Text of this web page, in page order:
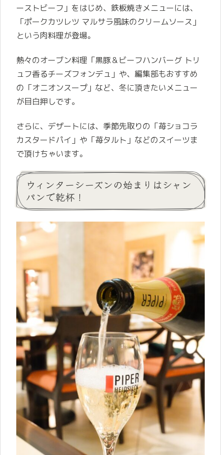
ーストビーフ」をはじめ、鉄板焼きメニューには、
「ポークカツレツ マルサラ風味のクリームソース」
という肉料理が登場。
熱々のオーブン料理「黒豚＆ビーフハンバーグ トリ
ュフ香るチーズフォンデュ」や、編集部もおすすめ
の「オニオンスープ」など、冬に頂きたいメニュー
が目白押しです。
さらに、デザートには、季節先取りの「苺ショコラ
カスタードパイ」や「苺タルト」などのスイーツま
で頂けちゃいます。
ウィンターシーズンの始まりはシャン
パンで乾杯！